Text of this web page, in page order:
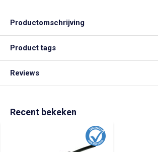
Productomschrijving
Product tags
Reviews
Recent bekeken